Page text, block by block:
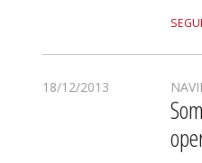
18/12/2013